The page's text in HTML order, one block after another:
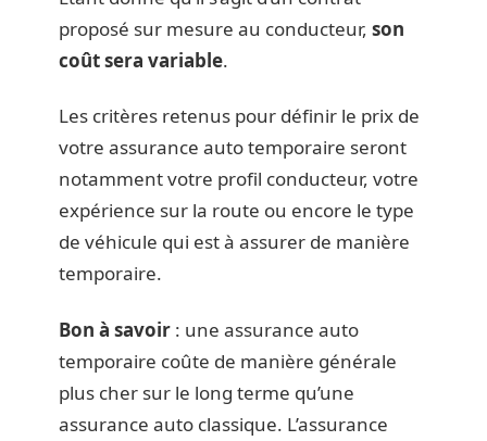
proposé sur mesure au conducteur, son
coût sera variable.
Les critères retenus pour définir le prix de
votre assurance auto temporaire seront
notamment votre profil conducteur, votre
expérience sur la route ou encore le type
de véhicule qui est à assurer de manière
temporaire.
Bon à savoir : une assurance auto
temporaire coûte de manière générale
plus cher sur le long terme qu’une
assurance auto classique. L’assurance